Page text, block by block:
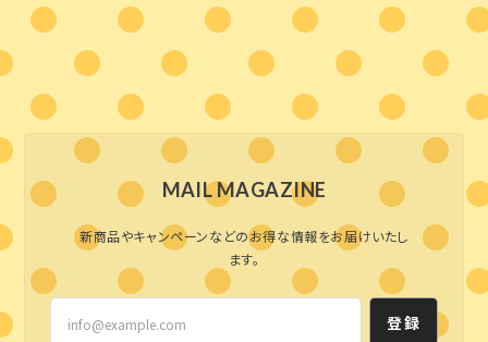
MAIL MAGAZINE
新商品やキャンペーンなどのお得な情報をお届けいたし
ます。
登録